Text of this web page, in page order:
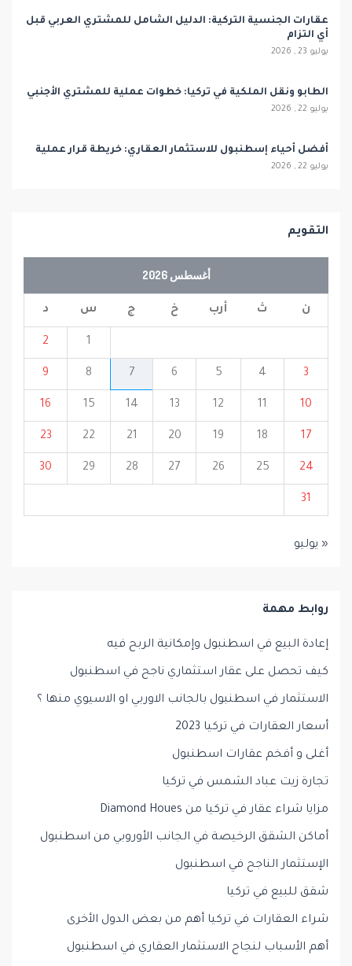
عقارات الجنسية التركية: الدليل الشامل للمشتري العربي قبل
أي التزام
يوليو 23 , 2026
الطابو ونقل الملكية في تركيا: خطوات عملية للمشتري الأجنبي
يوليو 22 , 2026
أفضل أحياء إسطنبول للاستثمار العقاري: خريطة قرار عملية
يوليو 22 , 2026
التقويم
أغسطس 2026
ن ث أرب خ ج س د
1
2
3
4
5
6
7
8
9
10
11
12
13
14
15
16
17
18
19
20
21
22
23
24
25
26
27
28
29
30
31
« يوليو
روابط مهمة
إعادة البيع في اسطنبول وإمكانية الربح فيه
كيف تحصل على عقار استثماري ناجح في اسطنبول
الاستثمار في اسطنبول بالجانب الاوربي او الاسيوي منها ؟
أسعار العقارات في تركيا 2023
أغلى و أفخم عقارات اسطنبول
تجارة زيت عباد الشمس في تركيا
مزايا شراء عقار في تركيا من Diamond Houes
أماكن الشقق الرخيصة في الجانب الأوروبي من اسطنبول
الإستثمار الناجح في اسطنبول
شقق للبيع في تركيا
شراء العقارات في تركيا أهم من بعض الدول الأخرى
أهم الأسباب لنجاح الاستثمار العقاري في اسطنبول